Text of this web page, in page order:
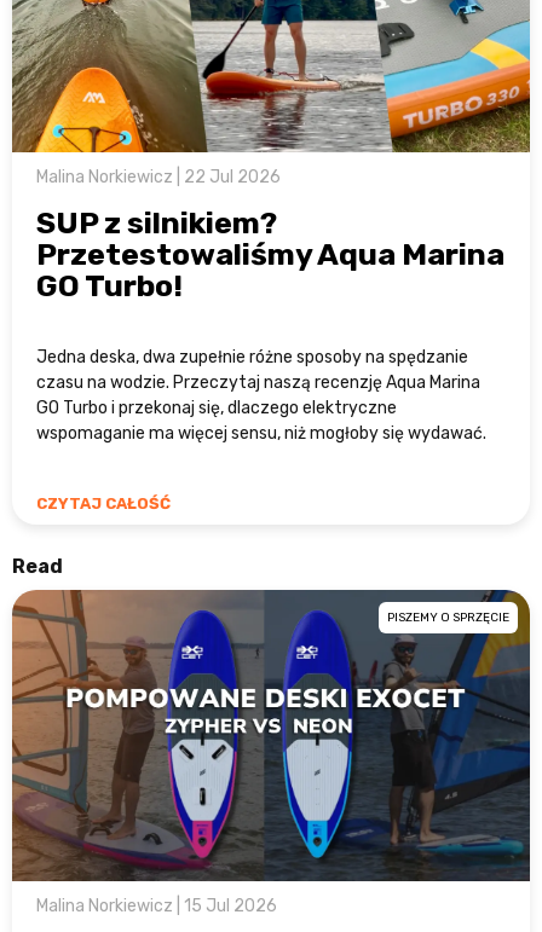
Malina Norkiewicz | 22 Jul 2026
SUP z silnikiem?
Przetestowaliśmy Aqua Marina
GO Turbo!
Jedna deska, dwa zupełnie różne sposoby na spędzanie
czasu na wodzie. Przeczytaj naszą recenzję Aqua Marina
GO Turbo i przekonaj się, dlaczego elektryczne
wspomaganie ma więcej sensu, niż mogłoby się wydawać.
CZYTAJ CAŁOŚĆ
Read
PISZEMY O SPRZĘCIE
Malina Norkiewicz | 15 Jul 2026